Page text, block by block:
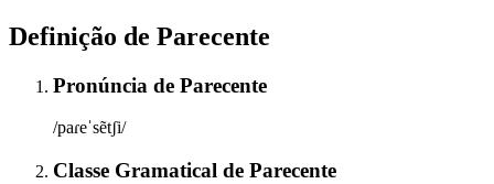
Definição de Parecente
Pronúncia de Parecente
/paɾeˈsẽtʃi/
Classe Gramatical de Parecente